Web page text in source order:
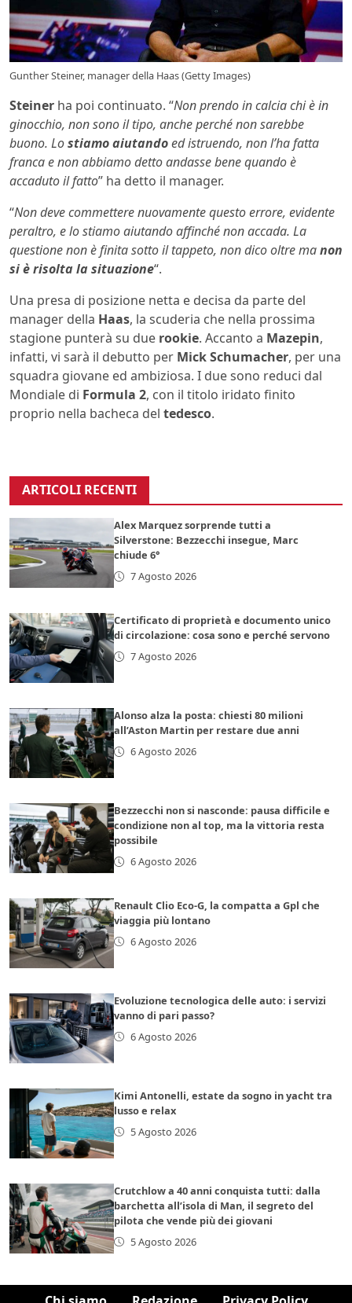
Gunther Steiner, manager della Haas (Getty Images)
Steiner ha poi continuato. “Non prendo in calcia chi è in
ginocchio, non sono il tipo, anche perché non sarebbe
buono. Lostiamo aiutandoed istruendo, non l’ha fatta
franca e non abbiamo detto andasse bene quando è
accaduto il fatto” ha detto il manager.
“Non deve commettere nuovamente questo errore, evidente
peraltro, e lo stiamo aiutando affinché non accada. La
questione non è finita sotto il tappeto, non dico oltre manon
si è risolta la situazione“.
Una presa di posizione netta e decisa da parte del
manager della Haas, la scuderia che nella prossima
stagione punterà su due rookie. Accanto a Mazepin,
infatti, vi sarà il debutto per Mick Schumacher, per una
squadra giovane ed ambiziosa. I due sono reduci dal
Mondiale di Formula 2, con il titolo iridato finito
proprio nella bacheca del tedesco.
ARTICOLI RECENTI
Alex Marquez sorprende tutti a
Silverstone: Bezzecchi insegue, Marc
chiude 6°
7 Agosto 2026
Certificato di proprietà e documento unico
di circolazione: cosa sono e perché servono
7 Agosto 2026
Alonso alza la posta: chiesti 80 milioni
all’Aston Martin per restare due anni
6 Agosto 2026
Bezzecchi non si nasconde: pausa difficile e
condizione non al top, ma la vittoria resta
possibile
6 Agosto 2026
Renault Clio Eco-G, la compatta a Gpl che
viaggia più lontano
6 Agosto 2026
Evoluzione tecnologica delle auto: i servizi
vanno di pari passo?
6 Agosto 2026
Kimi Antonelli, estate da sogno in yacht tra
lusso e relax
5 Agosto 2026
Crutchlow a 40 anni conquista tutti: dalla
barchetta all’isola di Man, il segreto del
pilota che vende più dei giovani
5 Agosto 2026